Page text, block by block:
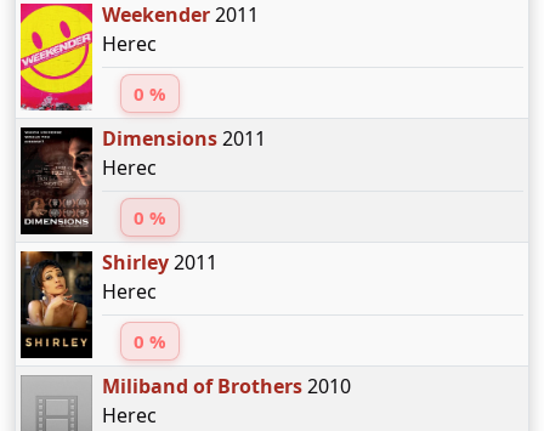
Weekender2011
Herec
0 %
Dimensions2011
Herec
0 %
Shirley2011
Herec
0 %
Miliband of Brothers2010
Herec